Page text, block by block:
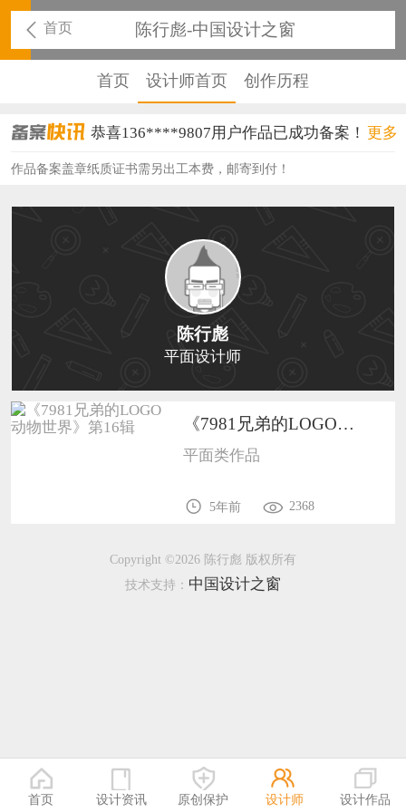
首页 陈行彪-中国设计之窗
首页 设计师首页 创作历程
恭喜136****9807用户作品已成功备案！
恭喜159****4930用户作品已成功备案！
恭喜150****6483用户作品已成功备案！
恭喜131****2473用户作品已成功备案！
恭喜159****4201用户作品已成功备案！
恭喜133****6466用户作品已成功备案！
恭喜131****1475用户作品已成功备案！
恭喜133****8874用户作品已成功备案！
恭喜138****8638用户作品已成功备案！
恭喜133****9020用户作品已成功备案！
更多
作品备案盖章纸质证书需另出工本费，邮寄到付！
陈行彪
平面设计师
《7981兄弟的LOGO动物世界》第16辑1
平面类作品
5年前 2368
Copyright ©2026 陈行彪 版权所有
技术支持： 中国设计之窗
首页 设计资讯 原创保护 设计师 设计作品